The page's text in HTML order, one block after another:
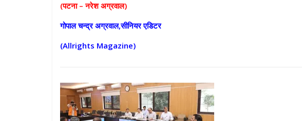
(पटना – नरेश अग्रवाल)
गोपाल चन्द्र अग्रवाल,सीनियर एडिटर
(Allrights Magazine)